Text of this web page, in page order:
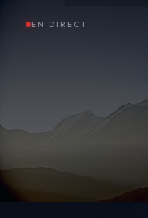
EN DIRECT